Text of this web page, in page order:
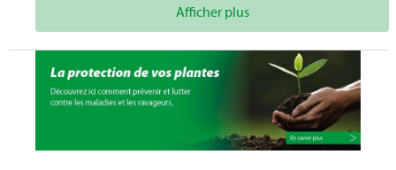
Afficher plus